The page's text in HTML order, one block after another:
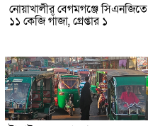
নোয়াখালীর বেগমগঞ্জে সিএনজিতে
১১ কেজি গাঁজা, গ্রেপ্তার ১